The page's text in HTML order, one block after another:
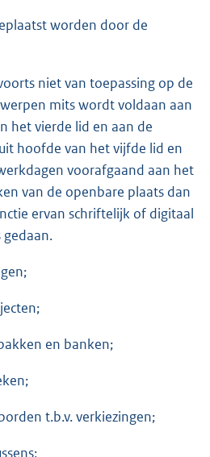
worden door de
niet van toepassing op de
mits wordt voldaan aan
het vierde lid en aan de
hoofde van het vijfde lid en
voorafgaand aan het
van de openbare plaats dan
ervan schriftelijk of digitaal
gedaan.
en banken;
t.b.v. verkiezingen;